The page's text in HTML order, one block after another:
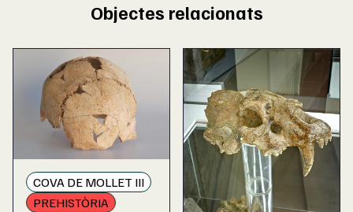
Objectes relacionats
COVA DE MOLLET III
PREHISTÒRIA